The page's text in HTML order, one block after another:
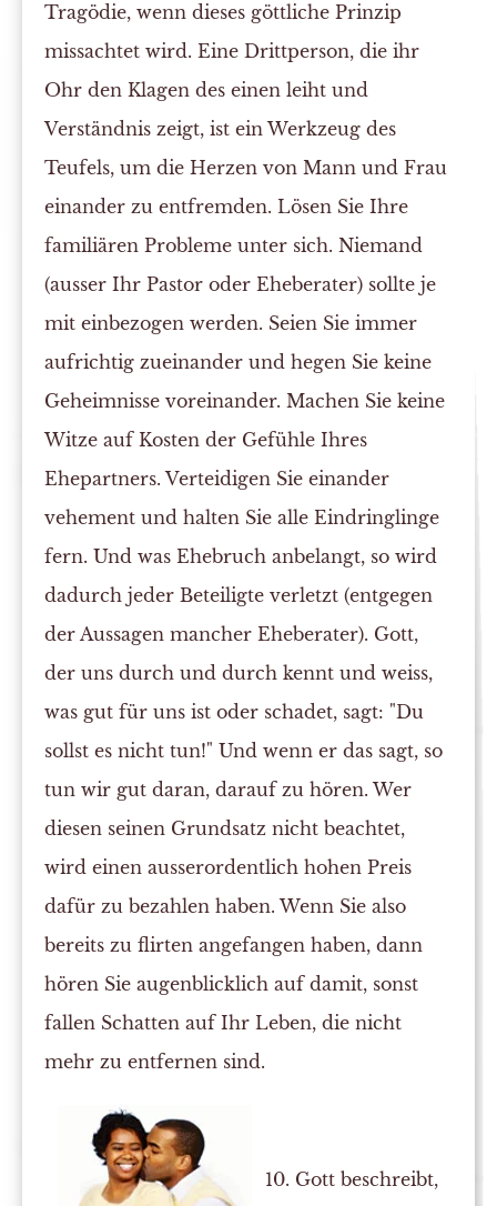
Tragödie, wenn dieses göttliche Prinzip
missachtet wird. Eine Drittperson, die ihr
Ohr den Klagen des einen leiht und
Verständnis zeigt, ist ein Werkzeug des
Teufels, um die Herzen von Mann und Frau
einander zu entfremden. Lösen Sie Ihre
familiären Probleme unter sich. Niemand
(ausser Ihr Pastor oder Eheberater) sollte je
mit einbezogen werden. Seien Sie immer
aufrichtig zueinander und hegen Sie keine
Geheimnisse voreinander. Machen Sie keine
Witze auf Kosten der Gefühle Ihres
Ehepartners. Verteidigen Sie einander
vehement und halten Sie alle Eindringlinge
fern. Und was Ehebruch anbelangt, so wird
dadurch jeder Beteiligte verletzt (entgegen
der Aussagen mancher Eheberater). Gott,
der uns durch und durch kennt und weiss,
was gut für uns ist oder schadet, sagt: "Du
sollst es nicht tun!" Und wenn er das sagt, so
tun wir gut daran, darauf zu hören. Wer
diesen seinen Grundsatz nicht beachtet,
wird einen ausserordentlich hohen Preis
dafür zu bezahlen haben. Wenn Sie also
bereits zu flirten angefangen haben, dann
hören Sie augenblicklich auf damit, sonst
fallen Schatten auf Ihr Leben, die nicht
mehr zu entfernen sind.
10. Gott beschreibt,